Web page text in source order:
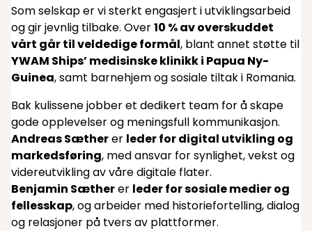
Som selskap er vi sterkt engasjert i utviklingsarbeid
og gir jevnlig tilbake. Over10 % av overskuddet
vårt går til veldedige formål, blant annet støtte til
YWAM Ships’ medisinske klinikk i Papua Ny-
Guinea, samt barnehjem og sosiale tiltak i Romania.
Bak kulissene jobber et dedikert team for å skape
gode opplevelser og meningsfull kommunikasjon.
Andreas Sætherer leder for digital utvikling og
markedsføring, med ansvar for synlighet, vekst og
videreutvikling av våre digitale flater.
Benjamin Sætherer leder for sosiale medier og
fellesskap, og arbeider med historiefortelling, dialog
og relasjoner på tvers av plattformer.